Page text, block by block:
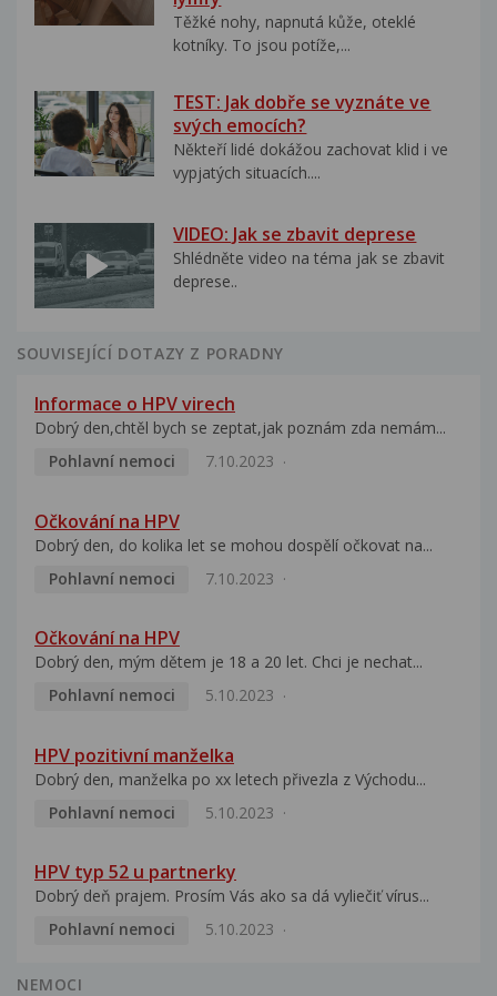
Těžké nohy, napnutá kůže, oteklé
kotníky. To jsou potíže,...
TEST: Jak dobře se vyznáte ve
svých emocích?
Někteří lidé dokážou zachovat klid i ve
vypjatých situacích....
VIDEO: Jak se zbavit deprese
Shlédněte video na téma jak se zbavit
deprese..
SOUVISEJÍCÍ DOTAZY Z PORADNY
Informace o HPV virech
Dobrý den,chtěl bych se zeptat,jak poznám zda nemám...
Pohlavní nemoci
7.10.2023
Očkování na HPV
Dobrý den, do kolika let se mohou dospělí očkovat na...
Pohlavní nemoci
7.10.2023
Očkování na HPV
Dobrý den, mým dětem je 18 a 20 let. Chci je nechat...
Pohlavní nemoci
5.10.2023
HPV pozitivní manželka
Dobrý den, manželka po xx letech přivezla z Východu...
Pohlavní nemoci
5.10.2023
HPV typ 52 u partnerky
Dobrý deň prajem. Prosím Vás ako sa dá vyliečiť vírus...
Pohlavní nemoci
5.10.2023
NEMOCI